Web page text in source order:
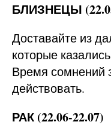
БЛИЗНЕЦЫ
Доставайте из
которые
Время сомнений
действовать.
РАК (22.06-22.07)